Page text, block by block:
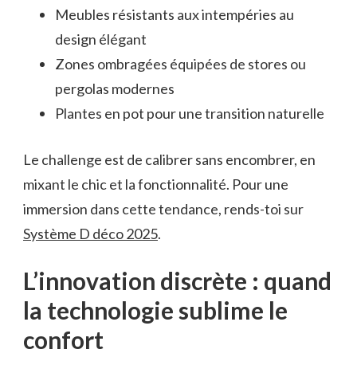
Meubles résistants aux intempéries au
design élégant
Zones ombragées équipées de stores ou
pergolas modernes
Plantes en pot pour une transition naturelle
Le challenge est de calibrer sans encombrer, en
mixant le chic et la fonctionnalité. Pour une
immersion dans cette tendance, rends-toi sur
Système D déco 2025.
L’innovation discrète : quand
la technologie sublime le
confort